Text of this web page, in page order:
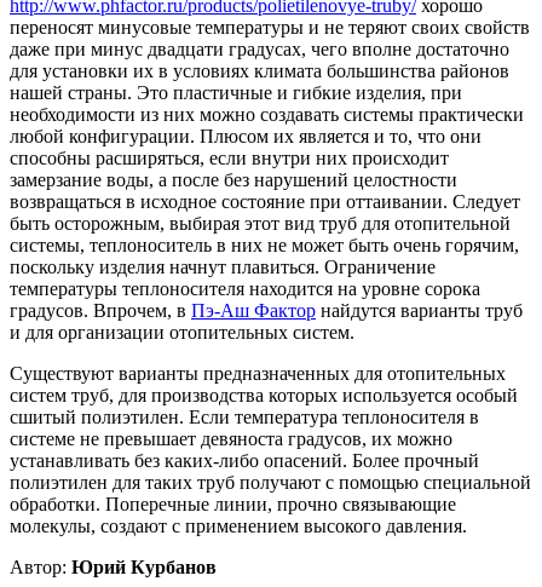
http://www.phfactor.ru/products/polietilenovye-truby/хорошо
переносят минусовые температуры и не теряют своих свойств
даже при минус двадцати градусах, чего вполне достаточно
для установки их в условиях климата большинства районов
нашей страны. Это пластичные и гибкие изделия, при
необходимости из них можно создавать системы практически
любой конфигурации. Плюсом их является и то, что они
способны расширяться, если внутри них происходит
замерзание воды, а после без нарушений целостности
возвращаться в исходное состояние при оттаивании. Следует
быть осторожным, выбирая этот вид труб для отопительной
системы, теплоноситель в них не может быть очень горячим,
поскольку изделия начнут плавиться. Ограничение
температуры теплоносителя находится на уровне сорока
градусов. Впрочем, в Пэ-Аш Фактор найдутся варианты труб
и для организации отопительных систем.
Существуют варианты предназначенных для отопительных
систем труб, для производства которых используется особый
сшитый полиэтилен. Если температура теплоносителя в
системе не превышает девяноста градусов, их можно
устанавливать без каких-либо опасений. Более прочный
полиэтилен для таких труб получают с помощью специальной
обработки. Поперечные линии, прочно связывающие
молекулы, создают с применением высокого давления.
Автор: Юрий Курбанов